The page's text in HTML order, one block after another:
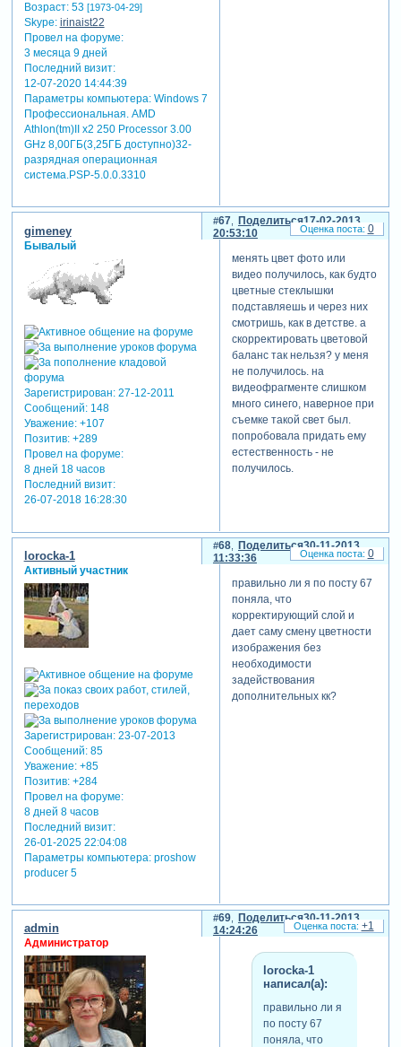
Возраст:53 [1973-04-29]
Skype: irinaist22
Провел на форуме:
3 месяца 9 дней
Последний визит:
12-07-2020 14:44:39
Параметры компьютера:Windows 7
Профессиональная. AMD
Athlon(tm)II x2 250 Processor 3.00
GHz 8,00ГБ(3,25ГБ доступно)32-
разрядная операционная
система.PSP-5.0.0.3310
Поделиться
67
17-02-2013
20:53:10
gimeney
Бывалый
Зарегистрирован: 27-12-2011
Сообщений:148
Уважение: +107
Позитив: +289
Провел на форуме:
8 дней 18 часов
Последний визит:
26-07-2018 16:28:30
менять цвет фото или
видео получилось, как будто
цветные стеклышки
подставляешь и через них
смотришь, как в детстве. а
скорректировать цветовой
баланс так нельзя? у меня
не получилось. на
видеофрагменте слишком
много синего, наверное при
съемке такой свет был.
попробовала придать ему
естественность - не
получилось.
0
Поделиться
68
30-11-2013
11:33:36
lorocka-1
Активный участник
Зарегистрирован: 23-07-2013
Сообщений:85
Уважение: +85
Позитив: +284
Провел на форуме:
8 дней 8 часов
Последний визит:
26-01-2025 22:04:08
Параметры компьютера:proshow
producer 5
правильно ли я по посту 67
поняла, что
корректирующий слой и
дает саму смену цветности
изображения без
необходимости
задействования
дополнительных кк?
0
Поделиться
69
30-11-2013
14:24:26
admin
Администратор
lorocka-1
написал(а):
правильно ли я
по посту 67
поняла, что
+1